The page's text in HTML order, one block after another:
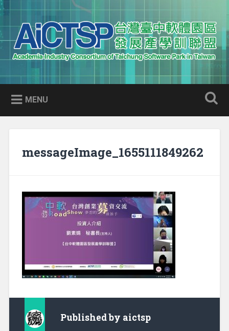
Skip
to
content
Search
AICTSP 台灣臺中軟體園區發展
產學訓聯盟
Academia-Industry Consortium of Taichung Software Park
in Taiwan
MENU
messageImage_1655111849262
Published by aictsp